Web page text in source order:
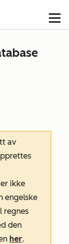
av
ikke
engelske
regnes
den
her.